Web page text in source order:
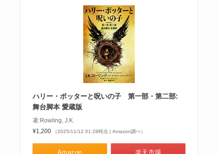
ハリー・ポッターと呪いの子 第一部・第二部:
舞台脚本 愛蔵版
著:Rowling, J.K.
¥1,200
（2025/11/12 01:28時点 | Amazon調べ）
Amazon 楽天市場